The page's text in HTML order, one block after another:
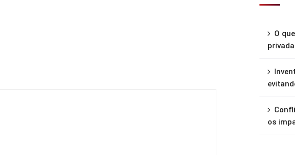
O
os